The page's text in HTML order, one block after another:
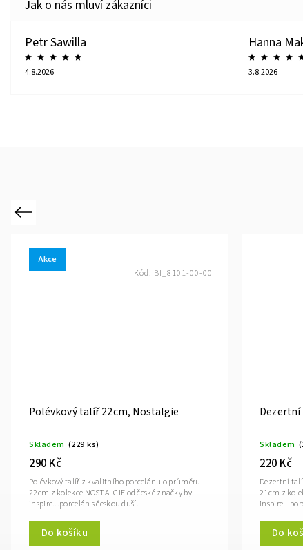
Petr Sawilla
4.8.2026
Hanna
3.8.2026
Previous
Akce
Polévkový talíř 22cm, Nostalgie
Skladem (229 ks)
290 Kč
Do košíku
Polévkový talíř z kvalitního porcelánu o průměru
22cm z kolekce NOSTALGIE od české značky by
inspire...porcelán s českou duší.
Kód: BI_8101-00-00
Skladem
220 Kč
Do
Dezertní
21cm z